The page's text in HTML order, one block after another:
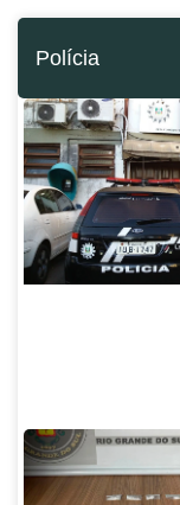
Polícia